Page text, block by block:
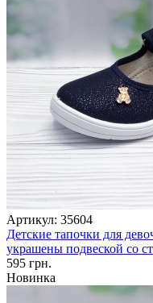
Артикул: 35604
Детские тапочки для
украшены подвеской со
595 грн.
Новинка